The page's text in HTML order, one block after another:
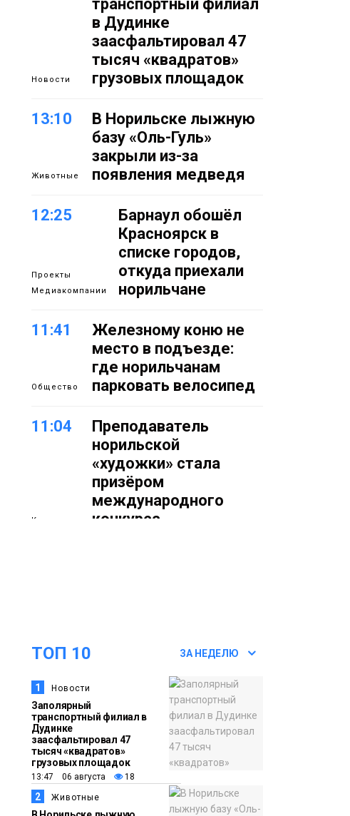
Новости
транспортный филиал
в Дудинке
заасфальтировал 47
тысяч «квадратов»
грузовых площадок
13:10
Животные
В Норильске лыжную
базу «Оль-Гуль»
закрыли из-за
появления медведя
12:25
Проекты
Медиакомпании
Барнаул обошёл
Красноярск в
списке городов,
откуда приехали
норильчане
11:41
Общество
Железному коню не
место в подъезде:
где норильчанам
парковать велосипед
11:04
Культура
Преподаватель
норильской
«художки» стала
призёром
международного
конкурса
09:37
Новости
Норильск зовёт на
фотоконкурс,
посвященный
главному
туристическому
празднику
18:22
05 августа
Синоптики
предупредили о
ТОП 10 ЗА НЕДЕЛЮ
1 Новости
Заполярный
транспортный филиал в
Дудинке
заасфальтировал 47
тысяч «квадратов»
грузовых площадок
13:47 06 августа 18
2 Животные